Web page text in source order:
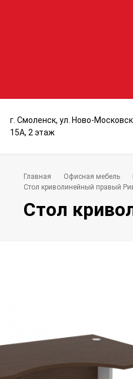
г. Смоленск, ул. Ново-
15А, 2 этаж
Главная Офисная мебель
Стол криволинейный правый
Стол